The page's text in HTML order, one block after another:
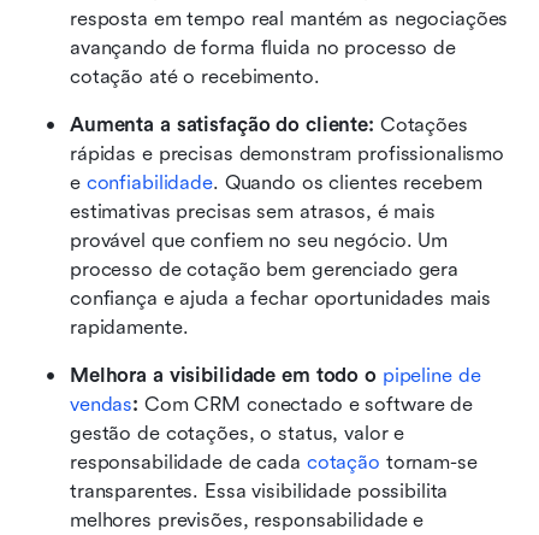
resposta em tempo real mantém as negociações
avançando de forma fluida no processo de
cotação até o recebimento.
Aumenta a satisfação do cliente: Cotações
rápidas e precisas demonstram profissionalismo
e confiabilidade. Quando os clientes recebem
estimativas precisas sem atrasos, é mais
provável que confiem no seu negócio. Um
processo de cotação bem gerenciado gera
confiança e ajuda a fechar oportunidades mais
rapidamente.
Melhora a visibilidade em todo o pipeline de
vendas: Com CRM conectado e software de
gestão de cotações, o status, valor e
responsabilidade de cada cotação tornam-se
transparentes. Essa visibilidade possibilita
melhores previsões, responsabilidade e